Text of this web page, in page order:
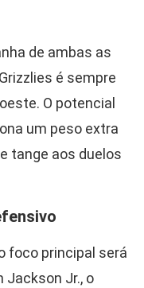
de ambas as
é sempre
O potencial
um peso extra
tange aos duelos
foco principal será
Jackson Jr., o